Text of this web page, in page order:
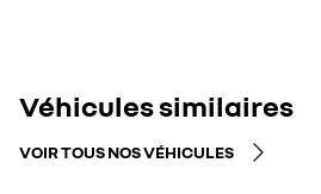
Véhicules similaires
VOIR TOUS NOS VÉHICULES